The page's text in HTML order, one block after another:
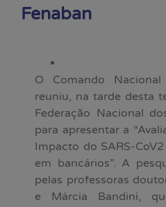
Fenaban
O Comando
reuniu, na tarde desta
Federação Nacional
para apresentar a
Impacto do SARS-
em bancários”. A
pelas professoras
e Márcia Bandini,